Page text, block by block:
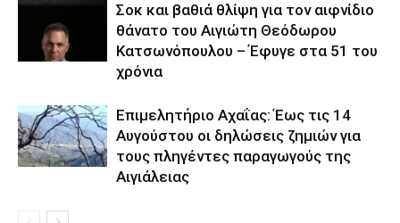
Σοκ και βαθιά θλίψη για τον αιφνίδιο
θάνατο του Αιγιώτη Θεόδωρου
Κατσωνόπουλου – Έφυγε στα 51 του
χρόνια
Επιμελητήριο Αχαΐας: Έως τις 14
Αυγούστου οι δηλώσεις ζημιών για
τους πληγέντες παραγωγούς της
Αιγιάλειας